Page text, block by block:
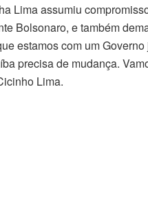
Lima assumiu
Bolsonaro, e também
estamos com um
precisa de mudança.
Lima.